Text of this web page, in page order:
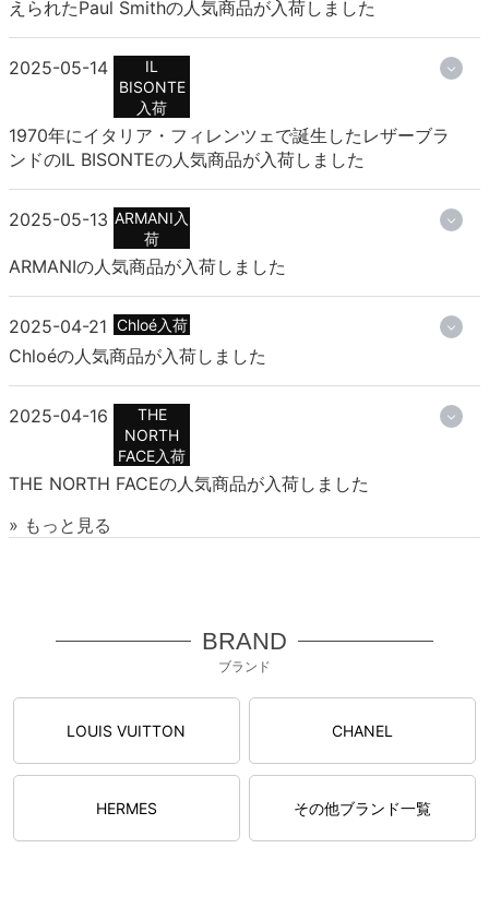
えられたPaul Smithの人気商品が入荷しました
2025-05-14
IL
BISONTE
入荷
1970年にイタリア・フィレンツェで誕生したレザーブラ
ンドのIL BISONTEの人気商品が入荷しました
2025-05-13 ARMANI入
荷
ARMANIの人気商品が入荷しました
2025-04-21 Chloé入荷
Chloéの人気商品が入荷しました
2025-04-16
THE
NORTH
FACE入荷
THE NORTH FACEの人気商品が入荷しました
» もっと見る
BRAND
ブランド
LOUIS VUITTON CHANEL
HERMES その他ブランド一覧